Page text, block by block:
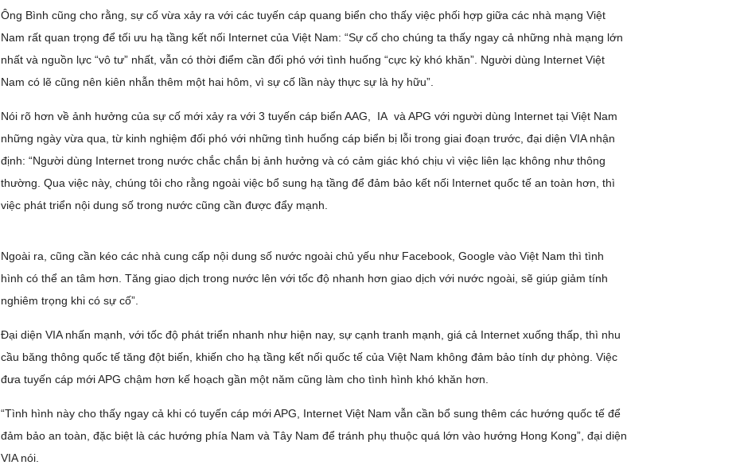
Ông Bình cũng cho rằng, sự cố vừa xảy ra với các tuyến cáp quang biển cho thấy việc phối hợp giữa các nhà mạng Việt
Nam rất quan trọng để tối ưu hạ tầng kết nối Internet của Việt Nam: “Sự cố cho chúng ta thấy ngay cả những nhà mạng lớn
nhất và nguồn lực “vô tư” nhất, vẫn có thời điểm cần đối phó với tình huống “cực kỳ khó khăn”. Người dùng Internet Việt
Nam có lẽ cũng nên kiên nhẫn thêm một hai hôm, vì sự cố lần này thực sự là hy hữu”.
Nói rõ hơn về ảnh hưởng của sự cố mới xảy ra với 3 tuyến cáp biển AAG, IA và APG với người dùng Internet tại Việt Nam
những ngày vừa qua, từ kinh nghiệm đối phó với những tình huống cáp biển bị lỗi trong giai đoạn trước, đại diện VIA nhận
định: “Người dùng Internet trong nước chắc chắn bị ảnh hưởng và có cảm giác khó chịu vì việc liên lạc không như thông
thường. Qua việc này, chúng tôi cho rằng ngoài việc bổ sung hạ tầng để đảm bảo kết nối Internet quốc tế an toàn hơn, thì
việc phát triển nội dung số trong nước cũng cần được đẩy mạnh.
Ngoài ra, cũng cần kéo các nhà cung cấp nội dung số nước ngoài chủ yếu như Facebook, Google vào Việt Nam thì tình
hình có thể an tâm hơn. Tăng giao dịch trong nước lên với tốc độ nhanh hơn giao dịch với nước ngoài, sẽ giúp giảm tính
nghiêm trọng khi có sự cố”.
Đại diện VIA nhấn mạnh, với tốc độ phát triển nhanh như hiện nay, sự cạnh tranh mạnh, giá cả Internet xuống thấp, thì nhu
cầu băng thông quốc tế tăng đột biến, khiến cho hạ tầng kết nối quốc tế của Việt Nam không đảm bảo tính dự phòng. Việc
đưa tuyến cáp mới APG chậm hơn kế hoạch gần một năm cũng làm cho tình hình khó khăn hơn.
“Tình hình này cho thấy ngay cả khi có tuyến cáp mới APG, Internet Việt Nam vẫn cần bổ sung thêm các hướng quốc tế để
đảm bảo an toàn, đặc biệt là các hướng phía Nam và Tây Nam để tránh phụ thuộc quá lớn vào hướng Hong Kong”, đại diện
VIA nói.